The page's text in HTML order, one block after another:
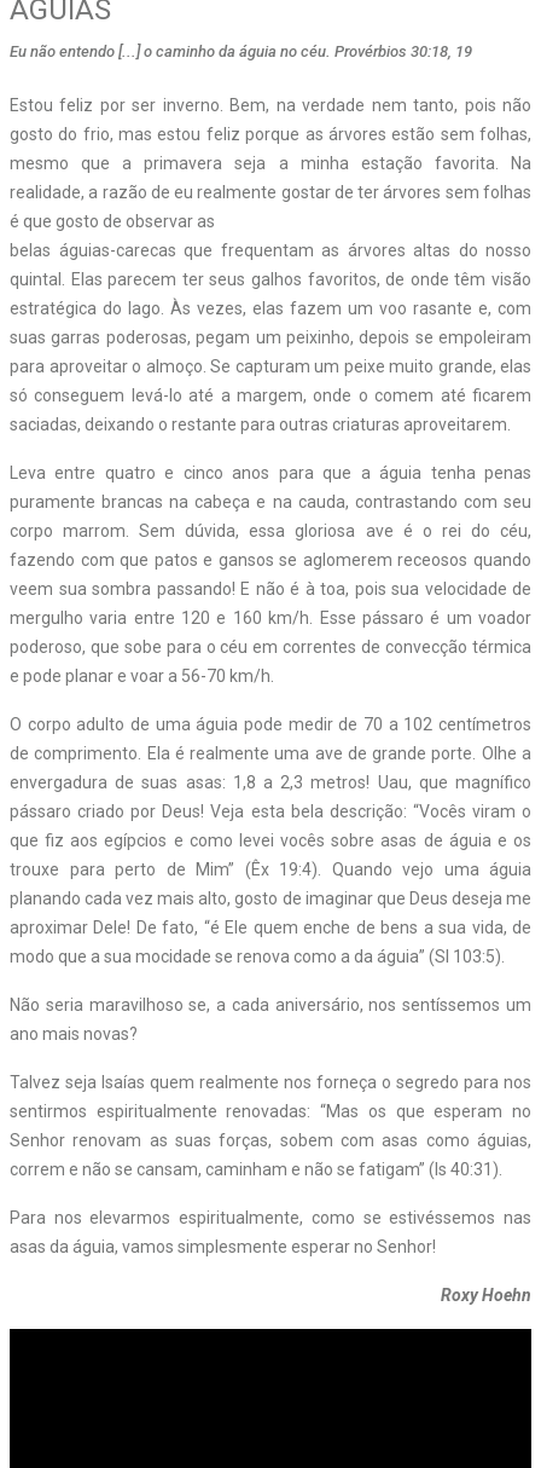
ÁGUIAS
Eu não entendo [...] o caminho da águia no céu. Provérbios 30:18, 19
Estou feliz por ser inverno. Bem, na verdade nem tanto, pois não
gosto do frio, mas estou feliz porque as árvores estão sem folhas,
mesmo que a primavera seja a minha estação favorita. Na
realidade, a razão de eu realmente gostar de ter árvores sem folhas
é que gosto de observar as
belas águias-carecas que frequentam as árvores altas do nosso
quintal. Elas parecem ter seus galhos favoritos, de onde têm visão
estratégica do lago. Às vezes, elas fazem um voo rasante e, com
suas garras poderosas, pegam um peixinho, depois se empoleiram
para aproveitar o almoço. Se capturam um peixe muito grande, elas
só conseguem levá-lo até a margem, onde o comem até ficarem
saciadas, deixando o restante para outras criaturas aproveitarem.
Leva entre quatro e cinco anos para que a águia tenha penas
puramente brancas na cabeça e na cauda, contrastando com seu
corpo marrom. Sem dúvida, essa gloriosa ave é o rei do céu,
fazendo com que patos e gansos se aglomerem receosos quando
veem sua sombra passando! E não é à toa, pois sua velocidade de
mergulho varia entre 120 e 160 km/h. Esse pássaro é um voador
poderoso, que sobe para o céu em correntes de convecção térmica
e pode planar e voar a 56-70 km/h.
O corpo adulto de uma águia pode medir de 70 a 102 centímetros
de comprimento. Ela é realmente uma ave de grande porte. Olhe a
envergadura de suas asas: 1,8 a 2,3 metros! Uau, que magnífico
pássaro criado por Deus! Veja esta bela descrição: “Vocês viram o
que fiz aos egípcios e como levei vocês sobre asas de águia e os
trouxe para perto de Mim” (Êx 19:4). Quando vejo uma águia
planando cada vez mais alto, gosto de imaginar que Deus deseja me
aproximar Dele! De fato, “é Ele quem enche de bens a sua vida, de
modo que a sua mocidade se renova como a da águia” (Sl 103:5).
Não seria maravilhoso se, a cada aniversário, nos sentíssemos um
ano mais novas?
Talvez seja Isaías quem realmente nos forneça o segredo para nos
sentirmos espiritualmente renovadas: “Mas os que esperam no
Senhor renovam as suas forças, sobem com asas como águias,
correm e não se cansam, caminham e não se fatigam” (Is 40:31).
Para nos elevarmos espiritualmente, como se estivéssemos nas
asas da águia, vamos simplesmente esperar no Senhor!
Roxy Hoehn